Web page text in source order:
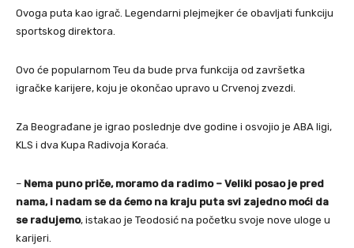
Ovoga puta kao igrač. Legendarni plejmejker će obavljati funkciju
sportskog direktora.
Ovo će popularnom Teu da bude prva funkcija od završetka
igračke karijere, koju je okončao upravo u Crvenoj zvezdi.
Za Beograđane je igrao poslednje dve godine i osvojio je ABA ligi,
KLS i dva Kupa Radivoja Koraća.
– Nema puno priče, moramo da radimo – Veliki posao je pred
nama, i nadam se da ćemo na kraju puta svi zajedno moći da
se radujemo, istakao je Teodosić na početku svoje nove uloge u
karijeri.